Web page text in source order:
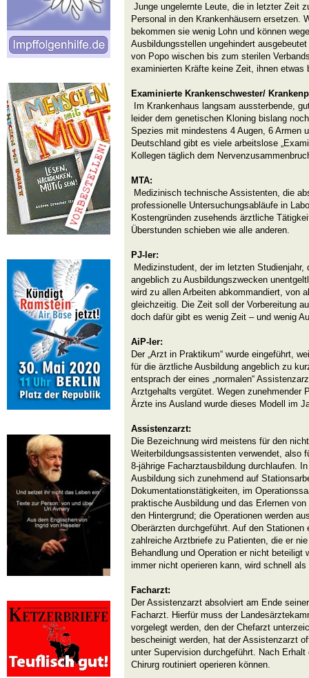
Junge ungelernte Leute, die in letzter Zeit
Personal in den Krankenhäusern ersetzen.
bekommen sie wenig Lohn und können
Ausbildungsstellen ungehindert
von Popo wischen bis zum sterilen
examinierten Kräfte keine Zeit, ihnen etwas
Examinierte Krankenschwester/
Im Krankenhaus langsam aussterbende,
leider dem genetischen Kloning bislang
Spezies mit mindestens 4 Augen, 6 Armen
Deutschland gibt es viele arbeitslose
Kollegen täglich dem
MTA:
Medizinisch technische Assistenten, die
professionelle Untersuchungsabläufe in
Kostengründen zusehends ärztliche
Überstunden schieben wie alle anderen.
PJ-ler:
Medizinstudent, der im letzten
angeblich zu Ausbildungszwecken
wird zu allen Arbeiten abkommandiert, von
gleichzeitig. Die Zeit soll der Vorbereitung
doch dafür gibt es wenig Zeit – und wenig
AiP-ler:
Der „Arzt in Praktikum“ wurde eingeführt,
für die ärztliche Ausbildung angeblich zu
entsprach der eines „normalen“
Arztgehalts vergütet. Wegen zunehmender
Ärzte ins Ausland wurde dieses Modell im
Assistenzarzt:
Die Bezeichnung wird meistens für den
Weiterbildungsassistenten verwendet, also
8-jährige Facharztausbildung durchlaufen.
Ausbildung sich zunehmend auf
Dokumentationstätigkeiten, im
praktische Ausbildung und das Erlernen
den Hintergrund; die Operationen werden
Oberärzten durchgeführt. Auf den
zahlreiche Arztbriefe zu Patienten, die er
Behandlung und Operation er nicht beteiligt
immer nicht operieren kann, wird schnell
Facharzt:
Der Assistenzarzt absolviert am Ende
Facharzt. Hierfür muss der
vorgelegt werden, den der Chefarzt
bescheinigt werden, hat der Assistenzarzt
unter Supervision durchgeführt. Nach
Chirurg routiniert operieren können.